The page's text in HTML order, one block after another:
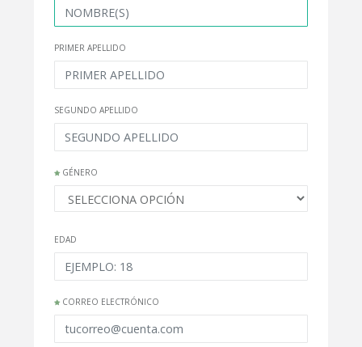
PRIMER APELLIDO
SEGUNDO APELLIDO
GÉNERO
EDAD
CORREO ELECTRÓNICO